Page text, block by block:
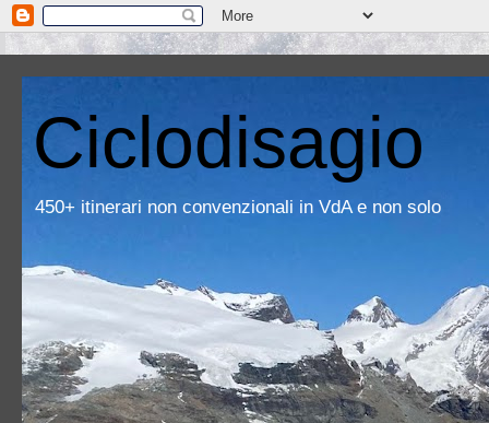
Ciclodisagio
450+ itinerari non convenzionali in VdA e non solo